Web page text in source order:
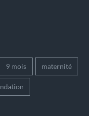
9 mois maternité